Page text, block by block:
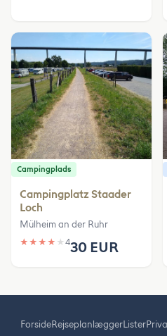
Campingplads
Campingplatz Staader
Loch
Mülheim an der Ruhr
★ ★ ★ ★ ★ 430 EUR
ForsideRejseplanlæggerLister